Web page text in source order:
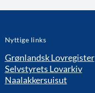
Nyttige links
Grønlandsk Lovregister
Selvstyrets Lovarkiv
Naalakkersuisut